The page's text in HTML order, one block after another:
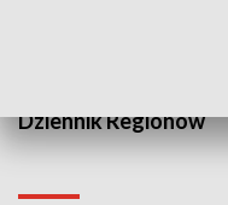
Dziennik Regionów